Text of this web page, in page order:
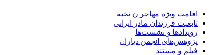
اقامت ویژه مهاجران نخبه
تابعیت فرزندان مادر ایرانی
رویدادها و نشست‌ها
پژوهش‌های انجمن دیاران
فیلم و مستند